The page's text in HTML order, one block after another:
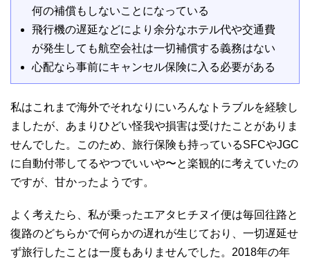
何の補償もしないことになっている
飛行機の遅延などにより余分なホテル代や交通費
が発生しても航空会社は一切補償する義務はない
心配なら事前にキャンセル保険に入る必要がある
私はこれまで海外でそれなりにいろんなトラブルを経験し
ましたが、あまりひどい怪我や損害は受けたことがありま
せんでした。このため、旅行保険も持っているSFCやJGC
に自動付帯してるやつでいいや〜と楽観的に考えていたの
ですが、甘かったようです。
よく考えたら、私が乗ったエアタヒチヌイ便は毎回往路と
復路のどちらかで何らかの遅れが生じており、一切遅延せ
ず旅行したことは一度もありませんでした。2018年の年